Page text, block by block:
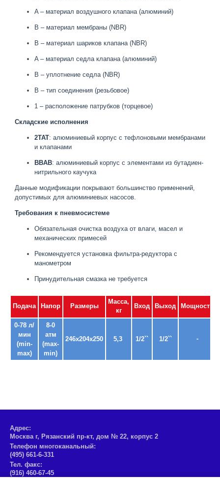
A – материал воздушного клапана (алюминий)
B – материал мембраны (NBR)
B – материал шариков клапана (NBR)
A – материал седла клапана (алюминий)
B – уплотнение седла (NBR)
B – тип соединения (резьбовое)
1 – расположение патрубков (торцевое)
Складские исполнения
2TAT: алюминиевый корпус с тефлоновыми мембранами
и клапанами
BBAB: алюминиевый корпус с элементами из бутадиен-
нитрильного каучука
Данные модификации покрывают большинство применений,
допустимых для алюминиевых насосов.
Требования к пневмосистеме
Обязательная очистка воздуха от влаги, масел и
механических примесей
Рекомендуется установка фильтра-редуктора с
манометром
Принудительная смазка не требуется
Подача Напор Размеры
Масса,
кг
Вход Выход Мощность
0-78 л/
мин
(min-
max)
8-0
атм
(max-
min)
246x204x250 5,3 1/2`` 1/2`` -
Адрес:
Москва г, Рязанский пр-кт, дом № 22, корпус 2
Телефон многоканальный:
(495) 661-6-331
Тел. факс:
(916) 460-67-45